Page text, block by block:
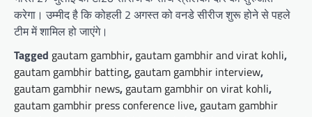
करेगा। उम्मीद है कि कोहली 2 अगस्त को वनडे सीरीज शुरू होने से पहले
टीम में शामिल हो जाएंगे।
Tagged gautam gambhir, gautam gambhir and virat kohli,
gautam gambhir batting, gautam gambhir interview,
gautam gambhir news, gautam gambhir on virat kohli,
gautam gambhir press conference live, gautam gambhir